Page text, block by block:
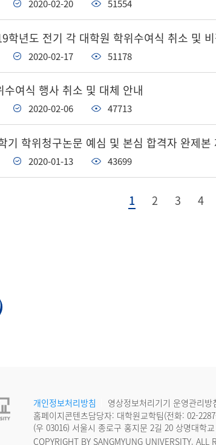
2020-02-20 51554
학년도 전기 각 대학원 학위수여식 취소 및
2020-02-17 51178
수여식 행사 취소 및 대체 안내
2020-02-06 47713
기 학위청구논문 예심 및 본심 합격자 완제본
2020-01-13 43699
1 2 3 4
개인정보처리방침 영상정보처리기기 운영관리방
홈페이지콘텐츠담당자: 대학원교학팀(전화: 02-
(우 03016) 서울시 종로구 홍지문 2길 20 상명대학
COPYRIGHT BY SANGMYUNG UNIVERSITY. ALL